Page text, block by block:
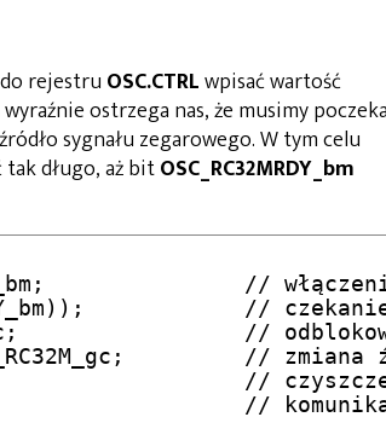
rejestruOSC.CTRLwpisać wartość
ostrzega nas, że musimy
sygnału zegarowego. W tym celu
tak długo, aż bitOSC_RC32MRDY_bm
//
//
//
// zmiana
//
//